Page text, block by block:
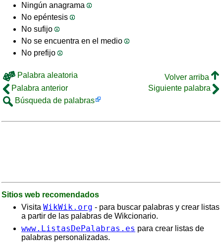
Ningún anagrama
No epéntesis
No sufijo
No se encuentra en el medio
No prefijo
Palabra aleatoria
Volver arriba
Palabra anterior
Siguiente palabra
Búsqueda de palabras
Sitios web recomendados
Visita WikWik.org - para buscar palabras y crear listas
a partir de las palabras de Wikcionario.
www.ListasDePalabras.es para crear listas de
palabras personalizadas.